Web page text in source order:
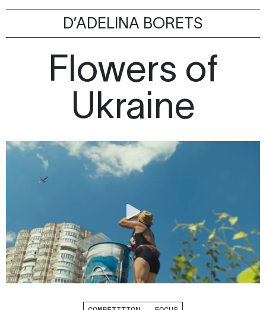
D’ADELINA BORETS
Flowers of
Ukraine